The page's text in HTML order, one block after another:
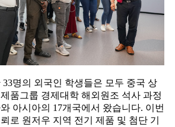
명의 외국인 학생들은 모두 중국 상
품그룹 경제대학 해외원조 석사 과정
아시아의 17개국에서 왔습니다. 이번
로 원저우 지역 전기 제품 및 첨단 기